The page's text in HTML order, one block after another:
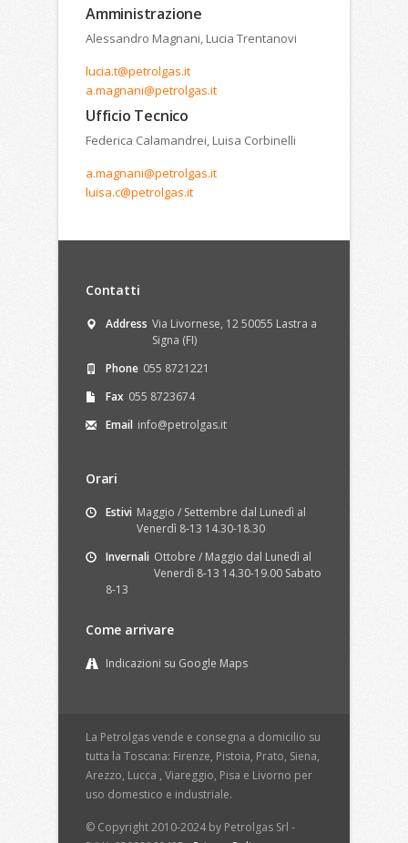
Amministrazione
Alessandro Magnani, Lucia Trentanovi
lucia.t@petrolgas.it
a.magnani@petrolgas.it
Ufficio Tecnico
Federica Calamandrei, Luisa Corbinelli
a.magnani@petrolgas.it
luisa.c@petrolgas.it
Contatti
Address Via Livornese, 12 50055 Lastra a
Signa (FI)
Phone 055 8721221
Fax 055 8723674
Email info@petrolgas.it
Orari
Estivi Maggio / Settembre dal Lunedì al
Venerdì 8-13 14.30-18.30
Invernali Ottobre / Maggio dal Lunedì al
Venerdì 8-13 14.30-19.00 Sabato
8-13
Come arrivare
Indicazioni su Google Maps
La Petrolgas vende e consegna a domicilio su
tutta la Toscana: Firenze, Pistoia, Prato, Siena,
Arezzo, Lucca , Viareggio, Pisa e Livorno per
uso domestico e industriale.
© Copyright 2010-2024 by Petrolgas Srl -